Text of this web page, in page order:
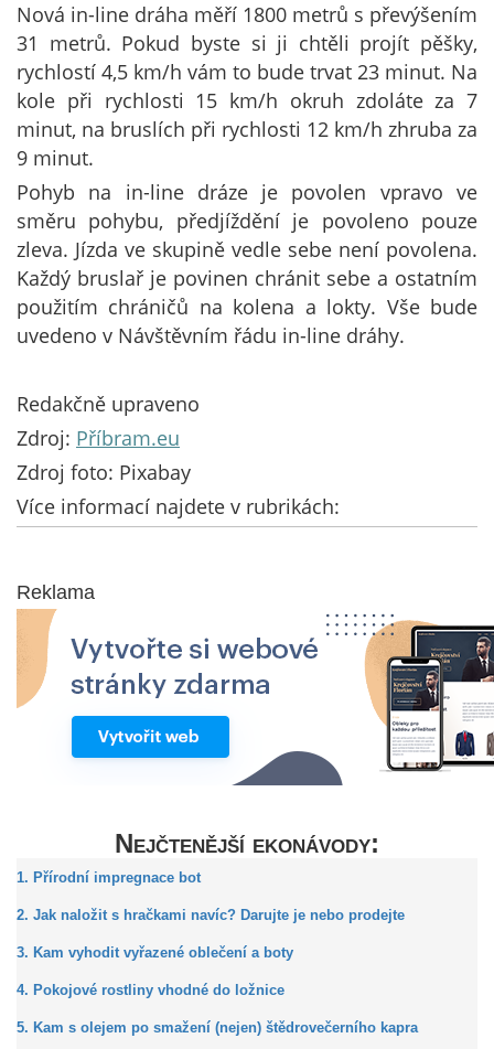
Nová in-line dráha měří 1800 metrů s převýšením
31 metrů. Pokud byste si ji chtěli projít pěšky,
rychlostí 4,5 km/h vám to bude trvat 23 minut. Na
kole při rychlosti 15 km/h okruh zdoláte za 7
minut, na bruslích při rychlosti 12 km/h zhruba za
9 minut.
Pohyb na in-line dráze je povolen vpravo ve
směru pohybu, předjíždění je povoleno pouze
zleva. Jízda ve skupině vedle sebe není povolena.
Každý bruslař je povinen chránit sebe a ostatním
použitím chráničů na kolena a lokty. Vše bude
uvedeno v Návštěvním řádu in-line dráhy.
Redakčně upraveno
Zdroj: Příbram.eu
Zdroj foto: Pixabay
Více informací najdete v rubrikách:
Reklama
Nejčtenější ekonávody:
1. Přírodní impregnace bot
2. Jak naložit s hračkami navíc? Darujte je nebo prodejte
3. Kam vyhodit vyřazené oblečení a boty
4. Pokojové rostliny vhodné do ložnice
5. Kam s olejem po smažení (nejen) štědrovečerního kapra